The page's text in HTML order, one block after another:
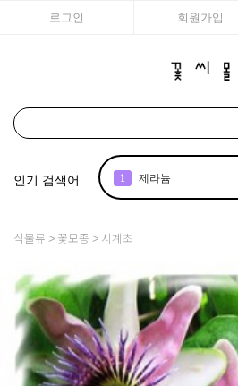
로그인 회원가입
인기 검색어 1 제라늄
리갈
5 아이비 제라늄
식물류 꽃모종 시계초